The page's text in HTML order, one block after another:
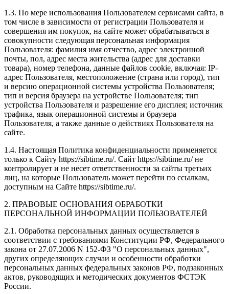
1.3. По мере использования Пользователем сервисами сайта, в
том числе в зависимости от регистрации Пользователя и
совершения им покупок, на сайте может обрабатываться в
совокупности следующая персональная информация
Пользователя: фамилия имя отчество, адрес электронной
почты, пол, адрес места жительства (адрес для доставки
товара), номер телефона, данные файлов cookie, включая: IP-
адрес Пользователя, местоположение (страна или город), тип
и версию операционной системы устройства Пользователя;
тип и версия браузера на устройстве Пользователя; тип
устройства Пользователя и разрешение его дисплея; источник
трафика, язык операционной системы и браузера
Пользователя, а также данные о действиях Пользователя на
сайте.
1.4. Настоящая Политика конфиденциальности применяется
только к Сайту https://sibtime.ru/. Сайт https://sibtime.ru/ не
контролирует и не несет ответственности за сайты третьих
лиц, на которые Пользователь может перейти по ссылкам,
доступным на Сайте https://sibtime.ru/.
2. ПРАВОВЫЕ ОСНОВАНИЯ ОБРАБОТКИ
ПЕРСОНАЛЬНОЙ ИНФОРМАЦИИ ПОЛЬЗОВАТЕЛЕЙ
2.1. Обработка персональных данных осуществляется в
соответствии с требованиями Конституции РФ, Федерального
закона от 27.07.2006 N 152-ФЗ "О персональных данных",
других определяющих случаи и особенности обработки
персональных данных федеральных законов РФ, подзаконных
актов, руководящих и методических документов ФСТЭК
России.